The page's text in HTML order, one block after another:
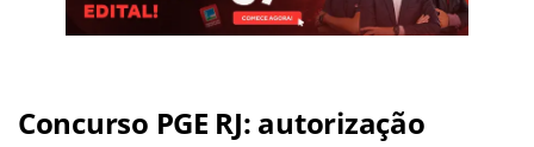
Concurso PGE RJ: autorização